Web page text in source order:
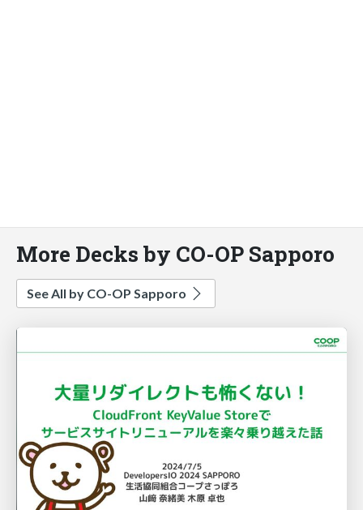
More Decks by CO-OP Sapporo
See All by CO-OP Sapporo